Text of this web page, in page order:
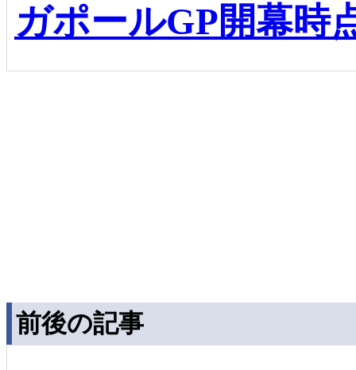
ガポールGP開幕時
前後の記事